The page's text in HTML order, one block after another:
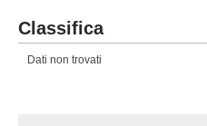
Classifica
Dati non trovati